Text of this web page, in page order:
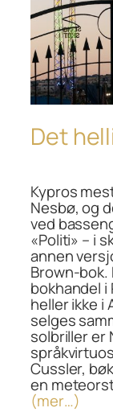
Det
Kypros
Nesbø, og
ved
«Politi» – i
annen
Brown-
bokhandel
heller ikke i
selges
solbriller er
Cussler,
en
(mer…)